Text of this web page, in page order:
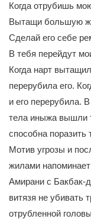
Когда отрубишь
Вытащи большую
Сделай его себе
В тебя перейдут
Когда нарт
перерубила его.
и его перерубила.
тела иныжа вышли
способна поразить
Мотив угрозы и
жилами напоминает
Амирани с Бакбак-
витязя не убивать
отрубленной